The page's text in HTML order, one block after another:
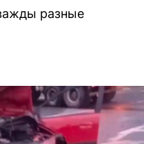
разные